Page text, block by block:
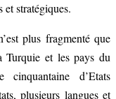
et stratégiques.
plus fragmenté que
Turquie et les pays du
d’Etats
plusieurs langues et